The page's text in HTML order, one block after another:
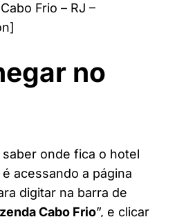
Frio – RJ –
no
onde fica o hotel
é acessando a página
digitar na barra de
Cabo Frio”, e clicar